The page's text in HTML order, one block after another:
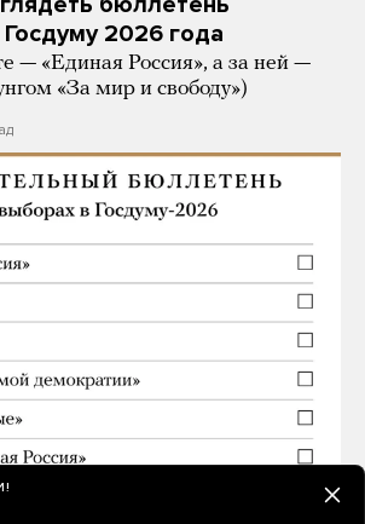
2026 года
— «Единая Россия», а за ней —
«За мир и свободу»)